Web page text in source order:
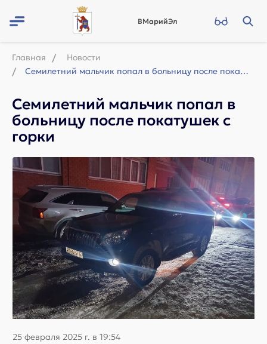
ВМарийЭл
Главная
Новости
Семилетний мальчик попал в больницу после покатушек с горки
Семилетний мальчик попал в
больницу после покатушек с
горки
25 февраля 2025 г. в 19:54